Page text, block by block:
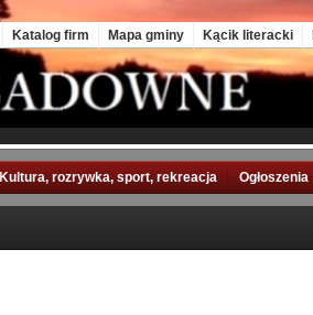
Katalog firm Mapa gminy Kącik literacki
Kultura, rozrywka, sport, rekreacja Ogłoszenia